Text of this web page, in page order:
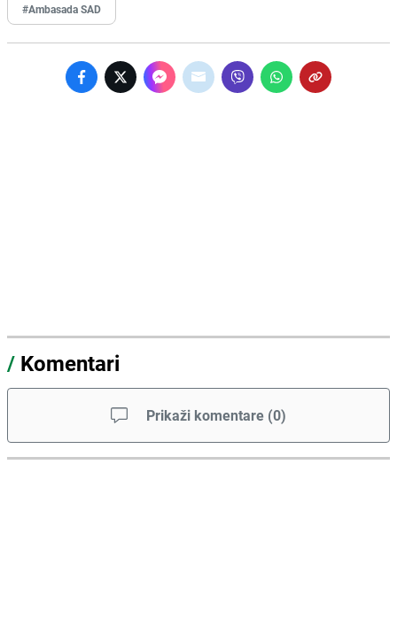
#Ambasada SAD
/ Komentari
Prikaži komentare (0)